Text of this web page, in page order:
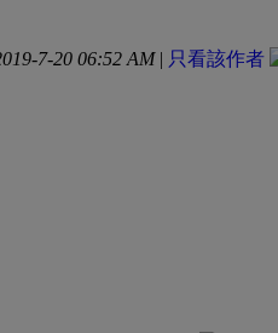
7-20 06:52 AM| 只看該作者